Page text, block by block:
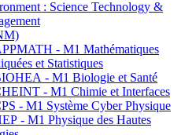
: Science Technology &
- M1 Mathématiques
et Statistiques
- M1 Biologie et Santé
- M1 Chimie et Interfaces
- M1 Système Cyber Physique
- M1 Physique des Hautes